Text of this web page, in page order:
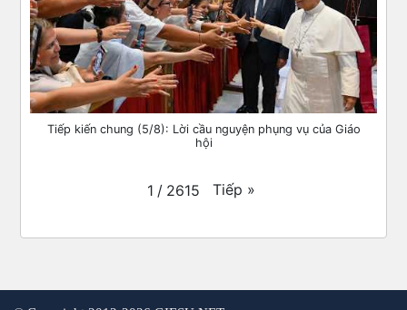
Tiếp kiến chung (5/8): Lời cầu nguyện phụng vụ của Giáo
hội
1 / 2615 Tiếp »